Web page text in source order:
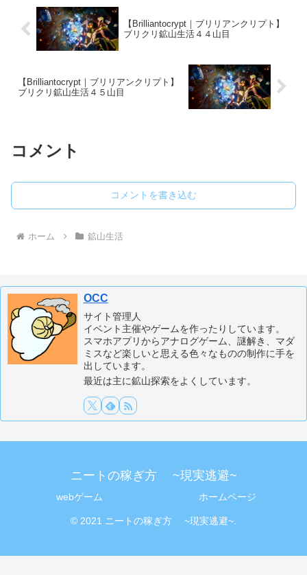
【Brilliantocrypt｜ブリリアンクリプト】
ブリクリ鉱山生活４４山目
【Brilliantocrypt｜ブリリアンクリプト】
ブリクリ鉱山生活４５山目
コメント
コメントを書き込む
ホーム 鉱山生活
OCC
サイト管理人
イベント主催やゲームを作ったりしています。
スマホアプリからアナログゲーム、謎解き、マダ
ミスなど楽しいと思える色々なものの制作に手を
出しています。
最近は主に鉱山探索をよくしています。
ニートの稼ぎ方 ~現実逃避~
webゲーム ホームページ
© 2021 ニートの稼ぎ方 ~現実逃避~.